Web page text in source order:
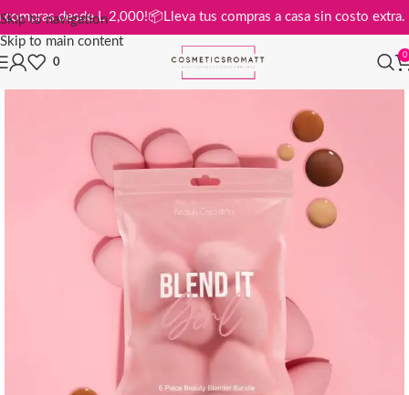
Skip to navigation
Skip to main content
compras desde L 2,000!📦Lleva tus compras a casa sin costo
0
0